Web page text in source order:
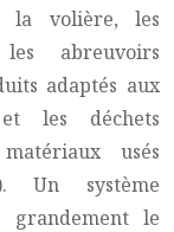
la volière, les
abreuvoirs
adaptés aux
les déchets
usés
Un système
grandement le